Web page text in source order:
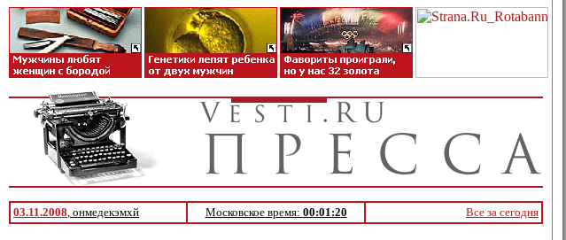
03.11.2008, онмедекэмхй Московское время: 00:01:20 Все за сегодня